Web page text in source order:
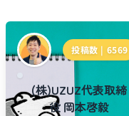
投稿数 | 6569
(株)UZUZ代表取締
役 岡本啓毅